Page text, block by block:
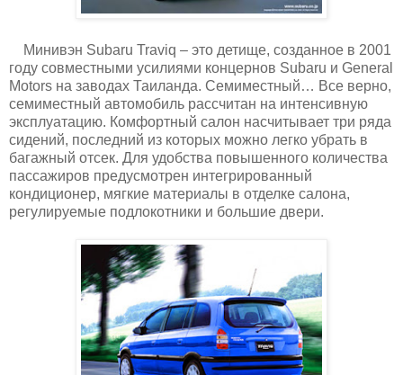
Минивэн Subaru Traviq – это детище, созданное в 2001
году совместными усилиями концернов Subaru и General
Motors на заводах Таиланда. Семиместный… Все верно,
семиместный автомобиль рассчитан на интенсивную
эксплуатацию. Комфортный салон насчитывает три ряда
сидений, последний из которых можно легко убрать в
багажный отсек. Для удобства повышенного количества
пассажиров предусмотрен интегрированный
кондиционер, мягкие материалы в отделке салона,
регулируемые подлокотники и большие двери.